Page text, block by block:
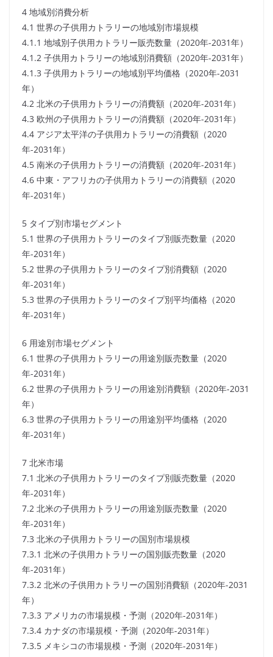
4 地域別消費分析
4.1 世界の子供用カトラリーの地域別市場規模
4.1.1 地域別子供用カトラリー販売数量（2020年-2031年）
4.1.2 子供用カトラリーの地域別消費額（2020年-2031年）
4.1.3 子供用カトラリーの地域別平均価格（2020年-2031
年）
4.2 北米の子供用カトラリーの消費額（2020年-2031年）
4.3 欧州の子供用カトラリーの消費額（2020年-2031年）
4.4 アジア太平洋の子供用カトラリーの消費額（2020
年-2031年）
4.5 南米の子供用カトラリーの消費額（2020年-2031年）
4.6 中東・アフリカの子供用カトラリーの消費額（2020
年-2031年）
5 タイプ別市場セグメント
5.1 世界の子供用カトラリーのタイプ別販売数量（2020
年-2031年）
5.2 世界の子供用カトラリーのタイプ別消費額（2020
年-2031年）
5.3 世界の子供用カトラリーのタイプ別平均価格（2020
年-2031年）
6 用途別市場セグメント
6.1 世界の子供用カトラリーの用途別販売数量（2020
年-2031年）
6.2 世界の子供用カトラリーの用途別消費額（2020年-2031
年）
6.3 世界の子供用カトラリーの用途別平均価格（2020
年-2031年）
7 北米市場
7.1 北米の子供用カトラリーのタイプ別販売数量（2020
年-2031年）
7.2 北米の子供用カトラリーの用途別販売数量（2020
年-2031年）
7.3 北米の子供用カトラリーの国別市場規模
7.3.1 北米の子供用カトラリーの国別販売数量（2020
年-2031年）
7.3.2 北米の子供用カトラリーの国別消費額（2020年-2031
年）
7.3.3 アメリカの市場規模・予測（2020年-2031年）
7.3.4 カナダの市場規模・予測（2020年-2031年）
7.3.5 メキシコの市場規模・予測（2020年-2031年）